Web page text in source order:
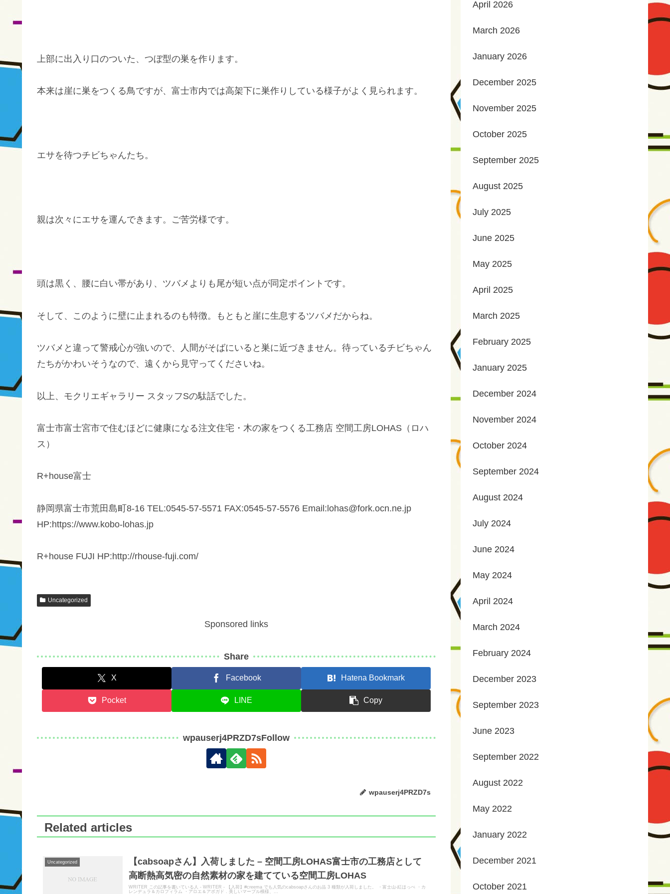
上部に出入り口のついた、つぼ型の巣を作ります。
本来は崖に巣をつくる鳥ですが、富士市内では高架下に巣作りしている様子がよく見られます。
エサを待つチビちゃんたち。
親は次々にエサを運んできます。ご苦労様です。
頭は黒く、腰に白い帯があり、ツバメよりも尾が短い点が同定ポイントです。
そして、このように壁に止まれるのも特徴。もともと崖に生息するツバメだからね。
ツバメと違って警戒心が強いので、人間がそばにいると巣に近づきません。待っているチビちゃん
たちがかわいそうなので、遠くから見守ってくださいね。
以上、モクリエギャラリー スタッフSの駄話でした。
富士市富士宮市で住むほどに健康になる注文住宅・木の家をつくる工務店 空間工房LOHAS（ロハ
ス）
R+house富士
静岡県富士市荒田島町8-16 TEL:0545-57-5571 FAX:0545-57-5576 Email:lohas@fork.ocn.ne.jp
HP:https://www.kobo-lohas.jp
R+house FUJI HP:http://rhouse-fuji.com/
Uncategorized
Sponsored links
Share
X Facebook Hatena Bookmark
Pocket LINE Copy
wpauserj4PRZD7sFollow
wpauserj4PRZD7s
Related articles
Uncategorized
【cabsoapさん】入荷しました – 空間工房LOHAS富士市の工務店として
高断熱高気密の自然素材の家を建てている空間工房LOHAS
WRITER この記事を書いている人 - WRITER - 【入荷】#creema でも人気のcabsoapさんのお品 3 種類が入荷しました。 ・富士山-紅ほっぺ ・カ
レンデュラ＆カロフィラム ・アロエ＆アボガド . 美しいマーブル模様、...
April 2026
March 2026
January 2026
December 2025
November 2025
October 2025
September 2025
August 2025
July 2025
June 2025
May 2025
April 2025
March 2025
February 2025
January 2025
December 2024
November 2024
October 2024
September 2024
August 2024
July 2024
June 2024
May 2024
April 2024
March 2024
February 2024
December 2023
September 2023
June 2023
September 2022
August 2022
May 2022
January 2022
December 2021
October 2021